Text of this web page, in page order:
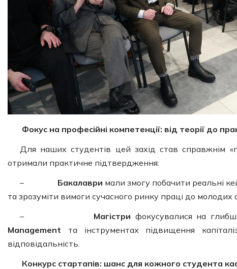
Фокус на професійні компетенції: від теорії до
Для наших студентів цей захід став справжнім
отримали практичне підтвердження:
– Бакалаври мали змогу побачити реальні
та зрозуміти вимоги сучасного ринку праці до молодих
– Магістри фокусувалися на
Management та інструментах підвищення
відповідальність.
Конкурс стартапів: шанс для кожного студента